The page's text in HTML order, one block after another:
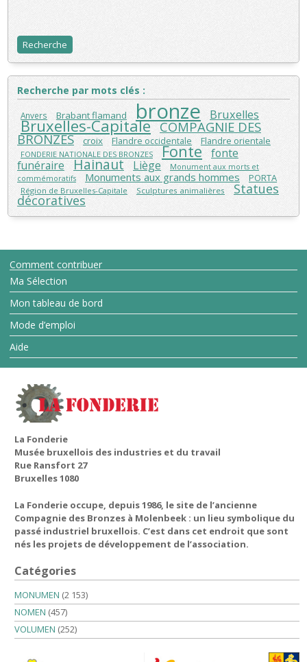
Recherche par mots clés :
Anvers Brabant flamand bronze Bruxelles
Bruxelles-Capitale COMPAGNIE DES
BRONZES croix Flandre occidentale Flandre orientale
FONDERIE NATIONALE DES BRONZES Fonte fonte
funéraire
Hainaut Liège
Monument aux morts et
commémoratifs
Monuments aux grands hommes PORTA
Région de Bruxelles-Capitale Sculptures animalières Statues
décoratives
Comment contribuer
Ma Sélection
Mon tableau de bord
Mode d’emploi
Aide
La Fonderie
Musée bruxellois des industries et du travail
Rue Ransfort 27
Bruxelles 1080
La Fonderie occupe, depuis 1986, le site de l’ancienne
Compagnie des Bronzes à Molenbeek : un lieu symbolique du
passé industriel bruxellois. C’est dans cet endroit que sont
nés les projets de développement de l’association.
Catégories
MONUMEN (2 153)
NOMEN (457)
VOLUMEN (252)